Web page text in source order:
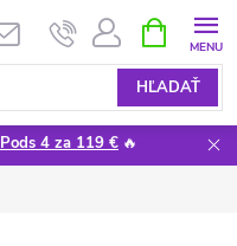
HĽADAŤ
KOŠÍK
4 za 119 € 🔥